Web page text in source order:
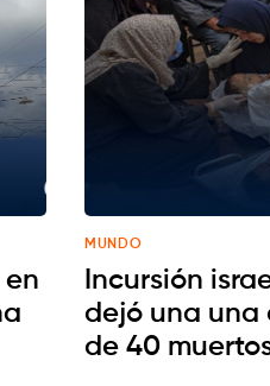
MUNDO
Incursión
dejó una una
de 40